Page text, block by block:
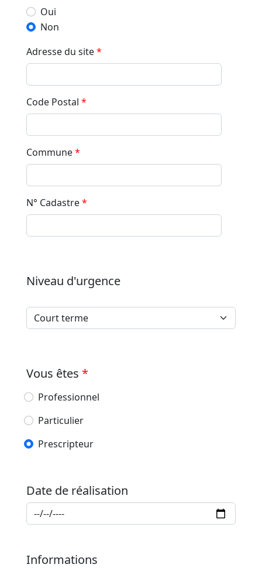
Oui
Non
Adresse du site*
Code Postal *
Commune*
N° Cadastre*
Niveau d'urgence
Vous êtes *
Professionnel
Particulier
Prescripteur
Date de réalisation
Informations